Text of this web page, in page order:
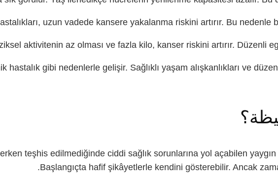
uzun vadede kansere yakalanma riskini artırır. Bu
aktivitenin az olması ve fazla kilo, kanser riskini artırır. Düzenli
hastalık gibi nedenlerle gelişir. Sağlıklı yaşam alışkanlıkları ve
teşhis edilmediğinde ciddi sağlık sorunlarına yol açabilen
Başlangıçta hafif şikâyetlerle kendini gösterebilir. Ancak